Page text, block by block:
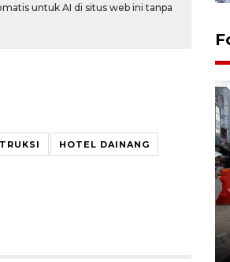
untuk AI di situs web ini tanpa
HOTEL DAINANG